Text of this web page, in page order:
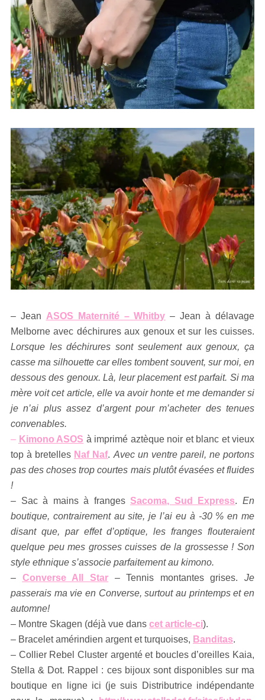
– Jean ASOS Maternité – Whitby – Jean à délavage
Melborne avec déchirures aux genoux et sur les cuisses.
Lorsque les déchirures sont seulement aux genoux, ça
casse ma silhouette car elles tombent souvent, sur moi, en
dessous des genoux. Là, leur placement est parfait. Si ma
mère voit cet article, elle va avoir honte et me demander si
je n’ai plus assez d’argent pour m’acheter des tenues
convenables.
– Kimono ASOS à imprimé aztèque noir et blanc et vieux
top à bretelles Naf Naf. Avec un ventre pareil, ne portons
pas des choses trop courtes mais plutôt évasées et fluides
!
– Sac à mains à frangesSacoma, Sud Express.En
boutique, contrairement au site, je l’ai eu à -30 % en me
disant que, par effet d’optique, les franges flouteraient
quelque peu mes grosses cuisses de la grossesse ! Son
style ethnique s’associe parfaitement au kimono.
– Converse All Star– Tennis montantes grises. Je
passerais ma vie en Converse, surtout au printemps et en
automne!
– Montre Skagen (déjà vue dans cet article-ci).
– Bracelet amérindien argent et turquoises, Banditas.
– Collier Rebel Cluster argenté et boucles d’oreilles Kaia,
Stella & Dot. Rappel : ces bijoux sont disponibles sur ma
boutique en ligne ici (je suis Distributrice indépendante